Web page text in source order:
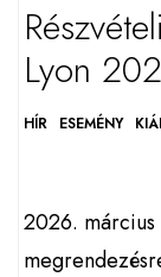
Lyon
HÍR ESEMÉNY
2026.